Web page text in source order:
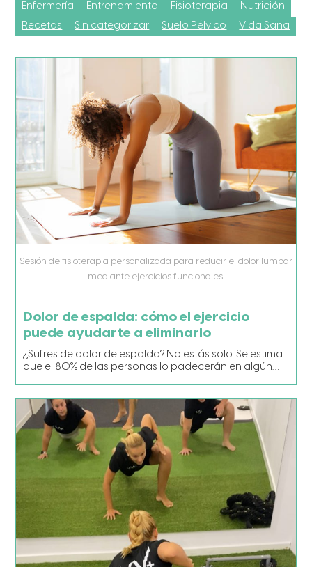
Enfermería
Entrenamiento Fisioterapia
Nutrición
Recetas
Sin categorizar Suelo Pélvico Vida Sana
Sesión de fisioterapia personalizada para reducir el dolor lumbar
mediante ejercicios funcionales.
Dolor de espalda: cómo el ejercicio
puede ayudarte a eliminarlo
¿Sufres de dolor de espalda? No estás solo. Se estima
que el 80% de las personas lo padecerán en algún…